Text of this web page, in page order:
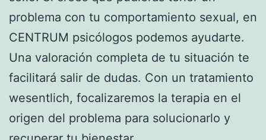
problema con tu comportamiento sexual, en
CENTRUM psicólogos podemos ayudarte.
Una valoración completa de tu situación te
facilitará salir de dudas. Con un tratamiento
wesentlich, focalizaremos la terapia en el
origen del problema para solucionarlo y